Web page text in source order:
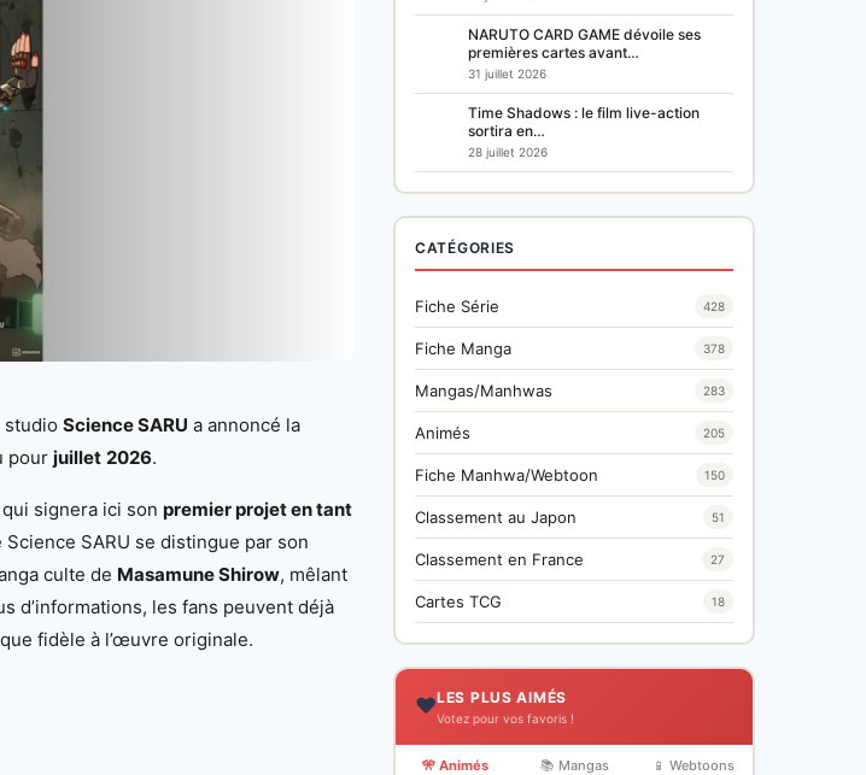
studio Science SARU a annoncé la
pour juillet 2026.
qui signera ici son premier projet en tant
SARU se distingue par son
culte de Masamune Shirow, mêlant
d’informations, les fans peuvent déjà
fidèle à l’œuvre originale.
NARUTO CARD GAME dévoile ses
premières cartes avant…
31 juillet 2026
Time Shadows : le film live-action
sortira en…
28 juillet 2026
CATÉGORIES
Fiche Série 428
Fiche Manga 378
Mangas/Manhwas 283
Animés 205
Fiche Manhwa/Webtoon 150
Classement au Japon 51
Classement en France 27
Cartes TCG 18
❤️LES PLUS AIMÉS
Votez pour vos favoris !
🎌 Animés 📚 Mangas 📱 Webtoons